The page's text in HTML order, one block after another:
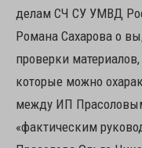
делам СЧ СУ УМВД
Романа Сахарова о
проверки
которые можно
между ИП
«фактическим